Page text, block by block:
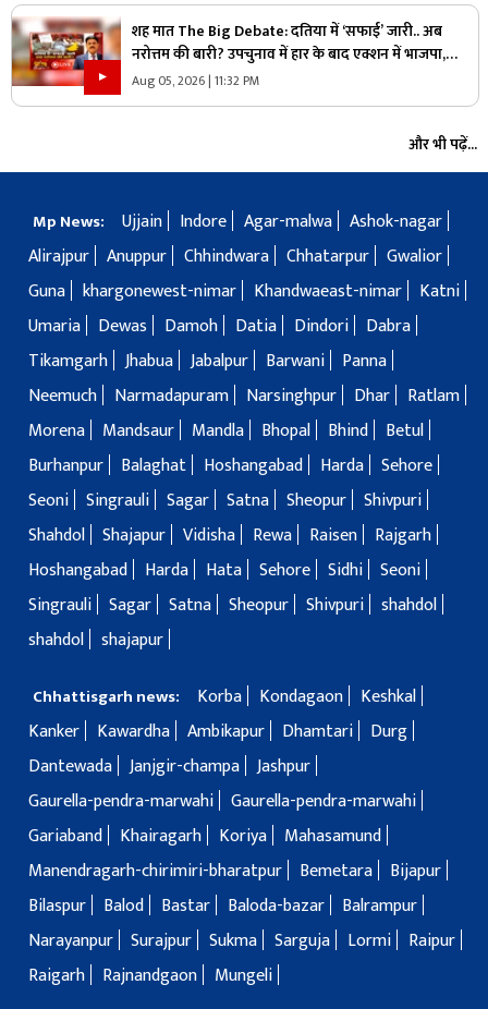
शह मात The Big Debate: दतिया में ‘सफाई’ जारी.. अब
नरोत्तम की बारी? उपचुनाव में हार के बाद एक्शन में भाजपा,
लोकल बॉडी की सफाई के बाद असली निशाने पर कौन?
Aug 05, 2026 | 11:32 PM
और भी पढ़ें...
Mp News: Ujjain Indore Agar-malwa Ashok-nagar
Alirajpur Anuppur Chhindwara Chhatarpur Gwalior
Guna khargonewest-nimar Khandwaeast-nimar
Katni
Umaria
Dewas Damoh Datia Dindori
Dabra
Tikamgarh Jhabua Jabalpur Barwani
Panna
Neemuch
Narmadapuram Narsinghpur Dhar
Ratlam
Morena
Mandsaur Mandla Bhopal Bhind
Betul
Burhanpur
Balaghat Hoshangabad Harda Sehore
Seoni Singrauli Sagar Satna Sheopur Shivpuri
Shahdol Shajapur Vidisha Rewa Raisen
Rajgarh
Hoshangabad
Harda Hata Sehore Sidhi Seoni
Singrauli Sagar Satna Sheopur Shivpuri shahdol
shahdol shajapur
Chhattisgarh news: Korba Kondagaon
Keshkal
Kanker
Kawardha Ambikapur Dhamtari
Durg
Dantewada Janjgir-champa Jashpur
Gaurella-pendra-marwahi Gaurella-pendra-marwahi
Gariaband
Khairagarh Koriya
Mahasamund
Manendragarh-chirimiri-bharatpur
Bemetara
Bijapur
Bilaspur
Balod Bastar Baloda-bazar
Balrampur
Narayanpur Surajpur Sukma Sarguja Lormi
Raipur
Raigarh
Rajnandgaon Mungeli